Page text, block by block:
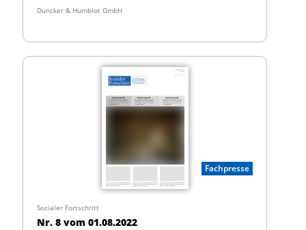
Duncker & Humblot GmbH
Fachpresse
Sozialer Fortschritt
Nr. 8 vom 01.08.2022